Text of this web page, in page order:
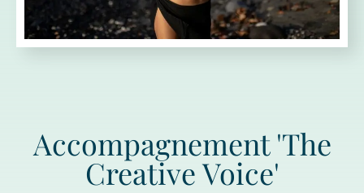
Accompagnement 'The
Creative Voice'